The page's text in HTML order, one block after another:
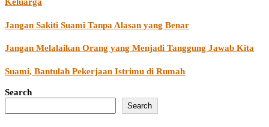
Keluarga
Jangan Sakiti Suami Tanpa Alasan yang Benar
Jangan Melalaikan Orang yang Menjadi Tanggung Jawab Kita
Suami, Bantulah Pekerjaan Istrimu di Rumah
Search
Search